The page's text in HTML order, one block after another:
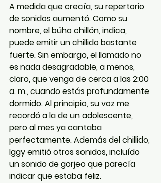
A medida que crecía, su repertorio
de sonidos aumentó. Como su
nombre, el búho chillón, indica,
puede emitir un chillido bastante
fuerte. Sin embargo, el llamado no
es nada desagradable, a menos,
claro, que venga de cerca a las 2:00
a. m., cuando estás profundamente
dormido. Al principio, su voz me
recordó a la de un adolescente,
pero al mes ya cantaba
perfectamente. Además del chillido,
Iggy emitió otros sonidos, incluído
un sonido de gorjeo que parecía
indicar que estaba feliz.